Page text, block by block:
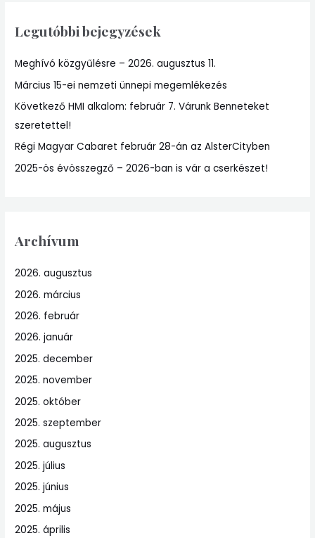
c
f
o
r
:
Legutóbbi bejegyzések
Meghívó közgyűlésre – 2026. augusztus 11.
Március 15-ei nemzeti ünnepi megemlékezés
Következő HMI alkalom: február 7. Várunk Benneteket
szeretettel!
Régi Magyar Cabaret február 28-án az AlsterCityben
2025-ös évösszegző – 2026-ban is vár a cserkészet!
Archívum
2026. augusztus
2026. március
2026. február
2026. január
2025. december
2025. november
2025. október
2025. szeptember
2025. augusztus
2025. július
2025. június
2025. május
2025. április